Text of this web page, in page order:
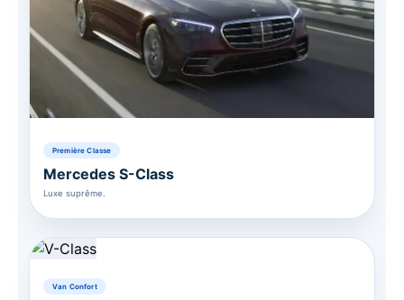
Première Classe
Mercedes S-Class
Luxe suprême.
Van Confort